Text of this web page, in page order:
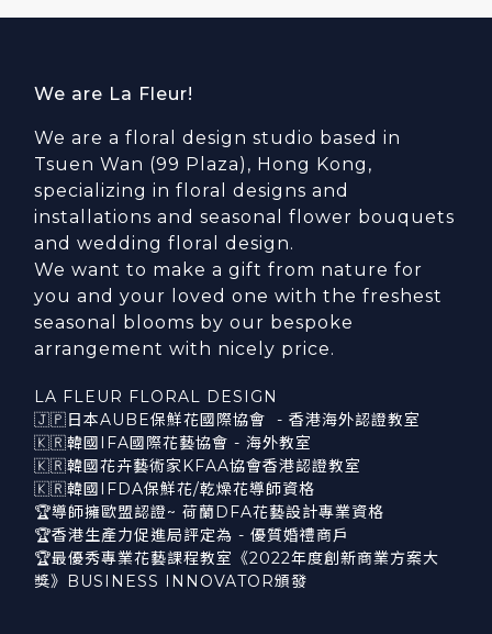
We are La Fleur!
We are a floral design studio based in
Tsuen Wan (99 Plaza), Hong Kong,
specializing in floral designs and
installations and seasonal flower bouquets
and wedding floral design.
We want to make a gift from nature for
you and your loved one with the freshest
seasonal blooms by our bespoke
arrangement with nicely price.
LA FLEUR FLORAL DESIGN
🇯🇵日本AUBE保鮮花國際協會 - 香港海外認證教室
🇰🇷韓國IFA國際花藝協會 - 海外教室
🇰🇷韓國花卉藝術家KFAA協會香港認證教室
🇰🇷韓國IFDA保鮮花/乾燥花導師資格
🏆導師擁歐盟認證~ 荷蘭DFA花藝設計專業資格
🏆香港生產力促進局評定為 - 優質婚禮商戶
🏆最優秀專業花藝課程教室《2022年度創新商業方案大
獎》BUSINESS INNOVATOR頒發